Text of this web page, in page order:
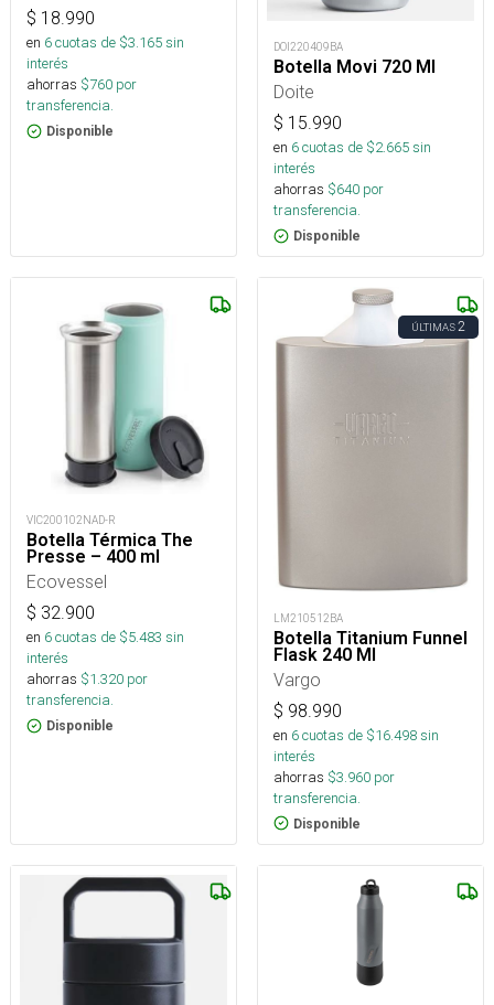
$ 18.990
en 6cuotas de $3.165sin
interés
ahorras $760 por
transferencia.
Disponible
DOI220409BA
Botella Movi 720 Ml
Doite
$ 15.990
en 6cuotas de $2.665sin
interés
ahorras $640 por
transferencia.
Disponible
VIC200102NAD-R
Botella Térmica The
Presse – 400 ml
Ecovessel
$ 32.900
en 6cuotas de $5.483 sin
interés
ahorras $1.320 por
transferencia.
Disponible
ÚLTIMAS2
LM210512BA
Botella Titanium Funnel
Flask 240 Ml
Vargo
$ 98.990
en 6cuotas de $16.498sin
interés
ahorras $3.960 por
transferencia.
Disponible